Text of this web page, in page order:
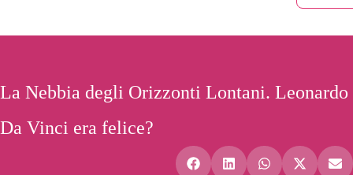
La Nebbia degli Orizzonti Lontani. Leonardo
Da Vinci era felice?